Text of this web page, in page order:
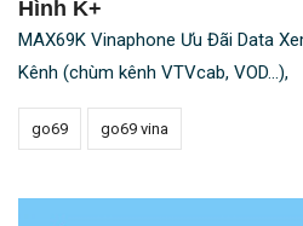
Hình K+
MAX69K Vinaphone Ưu Đãi Data
Kênh (chùm kênh VTVcab, VOD...),
go69 go69 vina